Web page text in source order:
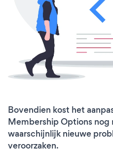
Bovendien kost het
Membership Options nog
waarschijnlijk nieuwe
veroorzaken.